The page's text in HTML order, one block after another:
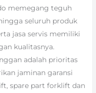
memegang teguh
seluruh produk
jasa servis memiliki
kualitasnya.
adalah prioritas
jaminan garansi
spare part forklift dan